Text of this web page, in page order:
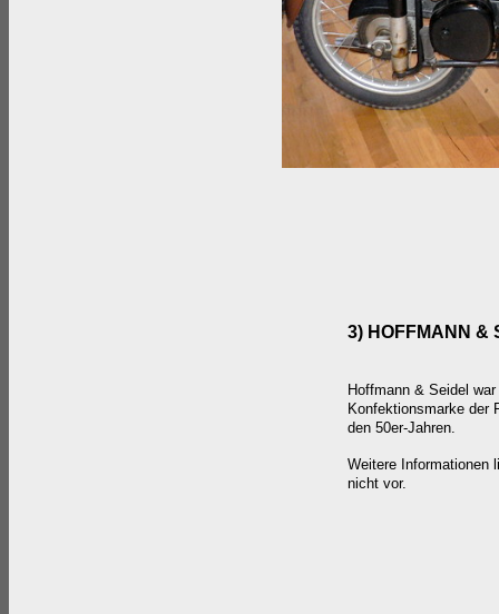
3) HOFFMANN &
Hoffmann & Seidel
Konfektionsmarke der
den 50er-Jahren.
Weitere Informationen
nicht vor.